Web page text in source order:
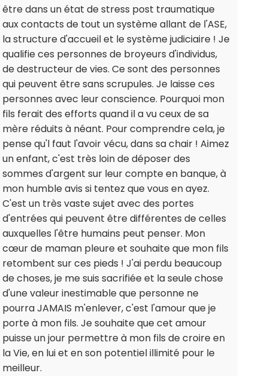
être dans un état de stress post traumatique
aux contacts de tout un système allant de l'ASE,
la structure d'accueil et le système judiciaire ! Je
qualifie ces personnes de broyeurs d'individus,
de destructeur de vies. Ce sont des personnes
qui peuvent être sans scrupules. Je laisse ces
personnes avec leur conscience. Pourquoi mon
fils ferait des efforts quand il a vu ceux de sa
mère réduits à néant. Pour comprendre cela, je
pense qu'l faut l'avoir vécu, dans sa chair ! Aimez
un enfant, c'est très loin de déposer des
sommes d'argent sur leur compte en banque, à
mon humble avis si tentez que vous en ayez.
C'est un très vaste sujet avec des portes
d'entrées qui peuvent être différentes de celles
auxquelles l'être humains peut penser. Mon
cœur de maman pleure et souhaite que mon fils
retombent sur ces pieds ! J'ai perdu beaucoup
de choses, je me suis sacrifiée et la seule chose
d'une valeur inestimable que personne ne
pourra JAMAIS m'enlever, c'est l'amour que je
porte à mon fils. Je souhaite que cet amour
puisse un jour permettre à mon fils de croire en
la Vie, en lui et en son potentiel illimité pour le
meilleur.